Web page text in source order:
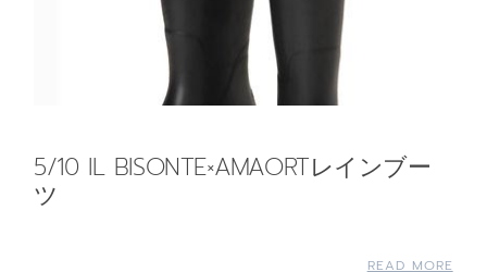
5/10 IL BISONTE×AMAORTレインブー
ツ
READ MORE